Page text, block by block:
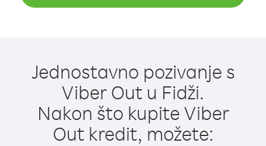
Jednostavno pozivanje s
Viber Out u Fidži.
Nakon što kupite Viber
Out kredit, možete: